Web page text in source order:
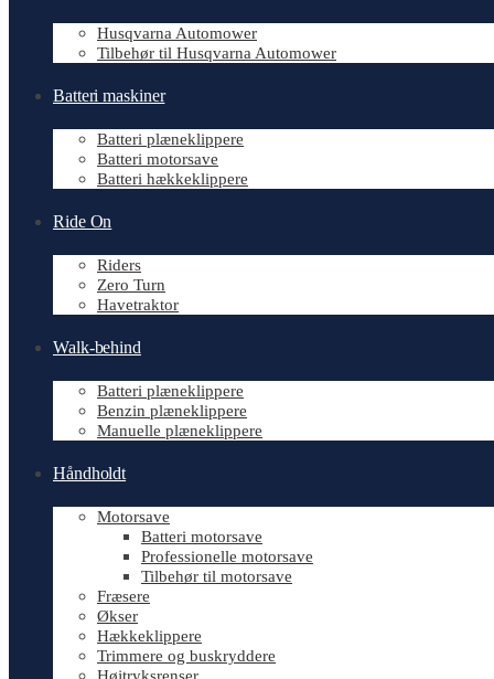
Husqvarna Automower
Tilbehør til Husqvarna Automower
Batteri maskiner
Batteri plæneklippere
Batteri motorsave
Batteri hækkeklippere
Ride On
Riders
Zero Turn
Havetraktor
Walk-behind
Batteri plæneklippere
Benzin plæneklippere
Manuelle plæneklippere
Håndholdt
Motorsave
Batteri motorsave
Professionelle motorsave
Tilbehør til motorsave
Fræsere
Økser
Hækkeklippere
Trimmere og buskryddere